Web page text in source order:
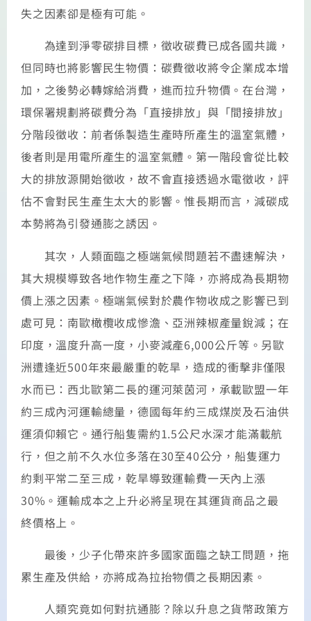
失之因素卻是極有可能。
為達到淨零碳排目標，徵收碳費已成各國共識，
但同時也將影響民生物價：碳費徵收將令企業成本增
加，之後勢必轉嫁給消費，進而拉升物價。在台灣，
環保署規劃將碳費分為「直接排放」與「間接排放」
分階段徵收：前者係製造生產時所產生的溫室氣體，
後者則是用電所產生的溫室氣體。第一階段會從比較
大的排放源開始徵收，故不會直接透過水電徵收，評
估不會對民生產生太大的影響。惟長期而言，減碳成
本勢將為引發通膨之誘因。
其次，人類面臨之極端氣候問題若不盡速解決，
其大規模導致各地作物生產之下降，亦將成為長期物
價上漲之因素。極端氣候對於農作物收成之影響已到
處可見：南歐橄欖收成慘澹、亞洲辣椒產量銳減；在
印度，溫度升高一度，小麥減產6,000公斤等。另歐
洲遭逢近500年來最嚴重的乾旱，造成的衝擊非僅限
水而已：西北歐第二長的運河萊茵河，承載歐盟一年
約三成內河運輸總量，德國每年約三成煤炭及石油供
運須仰賴它。通行船隻需約1.5公尺水深才能滿載航
行，但之前不久水位多落在30至40公分，船隻運力
約剩平常二至三成，乾旱導致運輸費一天內上漲
30%。運輸成本之上升必將呈現在其運貨商品之最
終價格上。
最後，少子化帶來許多國家面臨之缺工問題，拖
累生產及供給，亦將成為拉抬物價之長期因素。
人類究竟如何對抗通膨？除以升息之貨幣政策方